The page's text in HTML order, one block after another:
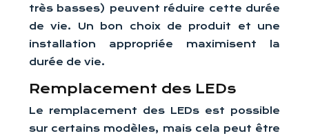
très basses) peuvent réduire cette durée
de vie. Un bon choix de produit et une
installation appropriée maximisent la
durée de vie.
Remplacement des LEDs
Le remplacement des LEDs est possible
sur certains modèles, mais cela peut être